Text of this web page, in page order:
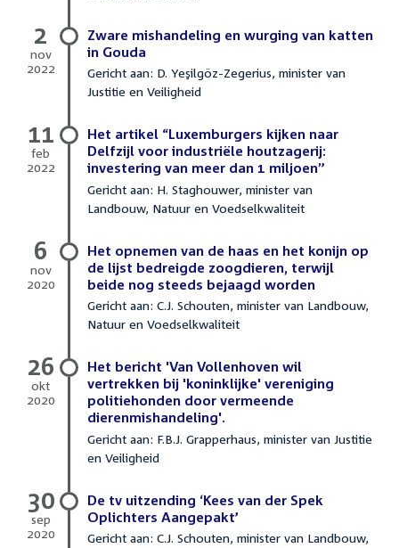
Zware mishandeling en wurging van katten
in Gouda
Gericht aan: D. Yeşilgöz-Zegerius, minister van
Justitie en Veiligheid
2
nov
2022
november
Het artikel “Luxemburgers kijken naar
Delfzijl voor industriële houtzagerij:
investering van meer dan 1 miljoen”
Gericht aan: H. Staghouwer, minister van
Landbouw, Natuur en Voedselkwaliteit
11
feb
2022
Het opnemen van de haas en het konijn op
de lijst bedreigde zoogdieren, terwijl
beide nog steeds bejaagd worden
Gericht aan: C.J. Schouten, minister van Landbouw,
Natuur en Voedselkwaliteit
6
nov
2020
november
Het bericht 'Van Vollenhoven wil
vertrekken bij 'koninklijke' vereniging
politiehonden door vermeende
dierenmishandeling'.
Gericht aan: F.B.J. Grapperhaus, minister van Justitie
en Veiligheid
26
okt
2020
De tv uitzending ‘Kees van der Spek
Oplichters Aangepakt’
Gericht aan: C.J. Schouten, minister van Landbouw,
30
sep
2020